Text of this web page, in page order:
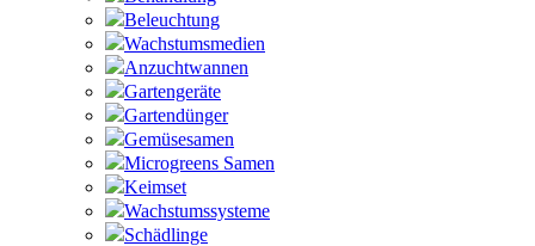
Beleuchtung
Wachstumsmedien
Anzuchtwannen
Gartengeräte
Gartendünger
Gemüsesamen
Microgreens Samen
Keimset
Wachstumssysteme
Schädlinge